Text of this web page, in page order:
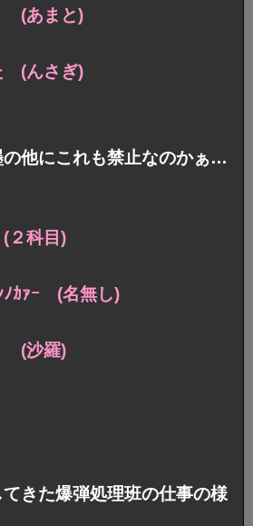
(あまと)
(んさぎ)
の他にこれも禁止なのかぁ…
２科目)
ﾉｶｧｰ (名無し)
(沙羅)
きた爆弾処理班の仕事の様